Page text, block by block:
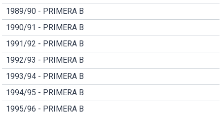
1989/90 - PRIMERA B
1990/91 - PRIMERA B
1991/92 - PRIMERA B
1992/93 - PRIMERA B
1993/94 - PRIMERA B
1994/95 - PRIMERA B
1995/96 - PRIMERA B